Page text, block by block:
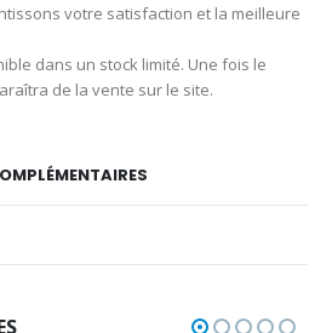
votre satisfaction et la meilleure
dans un stock limité. Une fois le
de la vente sur le site.